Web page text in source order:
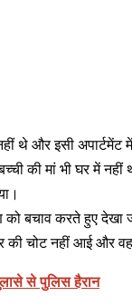
थे और इसी अपार्टमेंट
की मां भी घर में
को बचाव करते हुए देखा
की चोट नहीं आई और
से पुलिस हैरान